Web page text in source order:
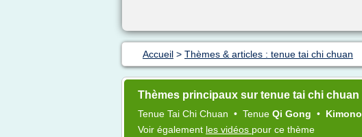
Accueil > Thèmes & articles : tenue tai chi chuan
Thèmes principaux sur tenue tai chi chuan
Tenue Tai Chi Chuan • Tenue Qi Gong • Kimono
Voir également les vidéos pour ce thème